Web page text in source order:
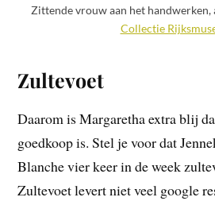
Zittende vrouw aan het handwerken,
Collectie
Zultevoet
Daarom is Margaretha extra blij
goedkoop is. Stel je voor dat
Blanche vier keer in de week
Zultevoet levert niet veel google